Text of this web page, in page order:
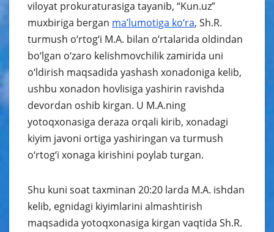
viloyat prokuraturasiga tayanib, “Kun.uz”
muxbiriga bergan ma’lumotiga ko‘ra, Sh.R.
turmush o‘rtog‘i M.A. bilan o‘rtalarida oldindan
bo‘lgan o‘zaro kelishmovchilik zamirida uni
o‘ldirish maqsadida yashash xonadoniga kelib,
ushbu xonadon hovlisiga yashirin ravishda
devordan oshib kirgan. U M.A.ning
yotoqxonasiga deraza orqali kirib, xonadagi
kiyim javoni ortiga yashiringan va turmush
o‘rtog‘i xonaga kirishini poylab turgan.
Shu kuni soat taxminan 20:20 larda M.A. ishdan
kelib, egnidagi kiyimlarini almashtirish
maqsadida yotoqxonasiga kirgan vaqtida Sh.R.